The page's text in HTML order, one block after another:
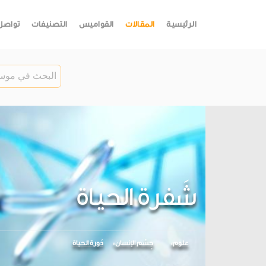
الرئيسية المقالات القواميس التصنيفات
شَفرة الحياة
علوم جِسْم الإنسان دَورة الحياة